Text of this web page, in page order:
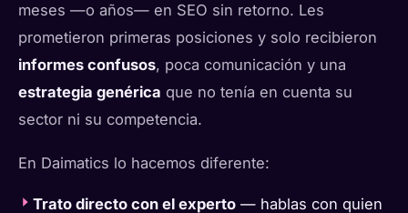
meses —o años— en SEO sin retorno. Les
prometieron primeras posiciones y solo recibieron
informes confusos, poca comunicación y una
estrategia genérica que no tenía en cuenta su
sector ni su competencia.
En Daimatics lo hacemos diferente:
Trato directo con el experto — hablas con quien